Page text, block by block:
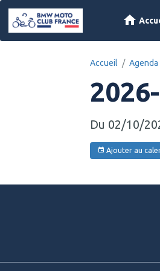
Accueil
Du 02/10/
Ajouter au